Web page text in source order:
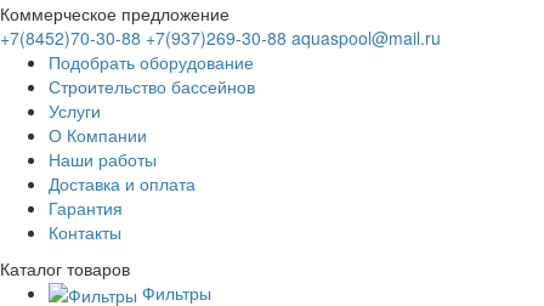
Коммерческое предложение
+7(8452)70-30-88 +7(937)269-30-88 aquaspool@mail.ru
Подобрать оборудование
Строительство бассейнов
Услуги
О Компании
Наши работы
Доставка и оплата
Гарантия
Контакты
Каталог товаров
Фильтры